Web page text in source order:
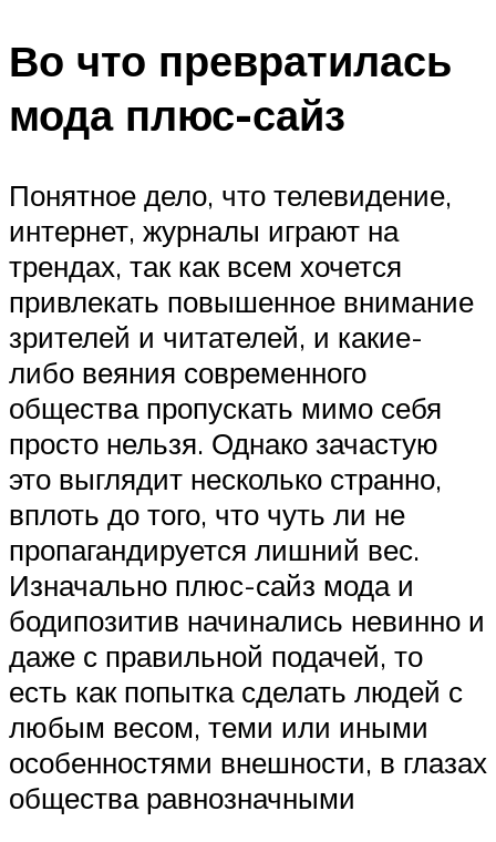
Во что превратилась
мода плюс-сайз
Понятное дело, что телевидение,
интернет, журналы играют на
трендах, так как всем хочется
привлекать повышенное внимание
зрителей и читателей, и какие-
либо веяния современного
общества пропускать мимо себя
просто нельзя. Однако зачастую
это выглядит несколько странно,
вплоть до того, что чуть ли не
пропагандируется лишний вес.
Изначально плюс-сайз мода и
бодипозитив начинались невинно и
даже с правильной подачей, то
есть как попытка сделать людей с
любым весом, теми или иными
особенностями внешности, в глазах
общества равнозначными